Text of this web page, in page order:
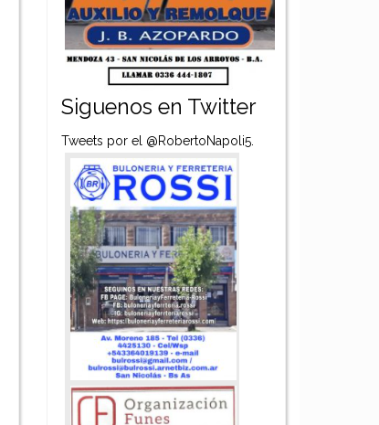
Siguenos en Twitter
Tweets por el @RobertoNapoli5.